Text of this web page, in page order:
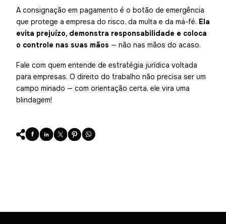
A consignação em pagamento é o botão de emergência
que protege a empresa do risco, da multa e da má-fé. Ela
evita prejuízo, demonstra responsabilidade e coloca
o controle nas suas mãos — não nas mãos do acaso.
Fale com quem entende de estratégia jurídica voltada
para empresas. O direito do trabalho não precisa ser um
campo minado — com orientação certa, ele vira uma
blindagem!